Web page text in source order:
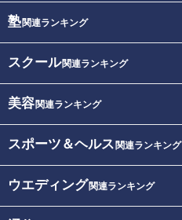
塾関連ランキング
スクール関連ランキング
美容関連ランキング
スポーツ＆ヘルス 関連ランキング
ウエディング関連ランキング